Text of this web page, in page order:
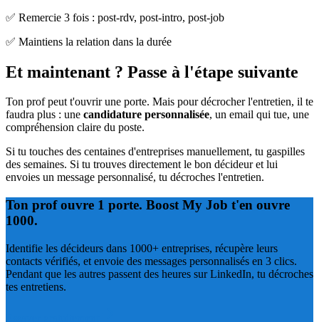
✅ Remercie 3 fois : post-rdv, post-intro, post-job
✅ Maintiens la relation dans la durée
Et maintenant ? Passe à l'étape suivante
Ton prof peut t'ouvrir une porte. Mais pour décrocher l'entretien, il te
faudra plus : une candidature personnalisée, un email qui tue, une
compréhension claire du poste.
Si tu touches des centaines d'entreprises manuellement, tu gaspilles
des semaines. Si tu trouves directement le bon décideur et lui
envoies un message personnalisé, tu décroches l'entretien.
Ton prof ouvre 1 porte. Boost My Job t'en ouvre
1000.
Identifie les décideurs dans 1000+ entreprises, récupère leurs
contacts vérifiés, et envoie des messages personnalisés en 3 clics.
Pendant que les autres passent des heures sur LinkedIn, tu décroches
tes entretiens.